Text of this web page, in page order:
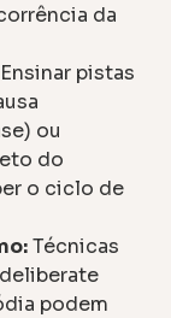
da
Ensinar pistas
ou
do
o ciclo de
Técnicas
podem